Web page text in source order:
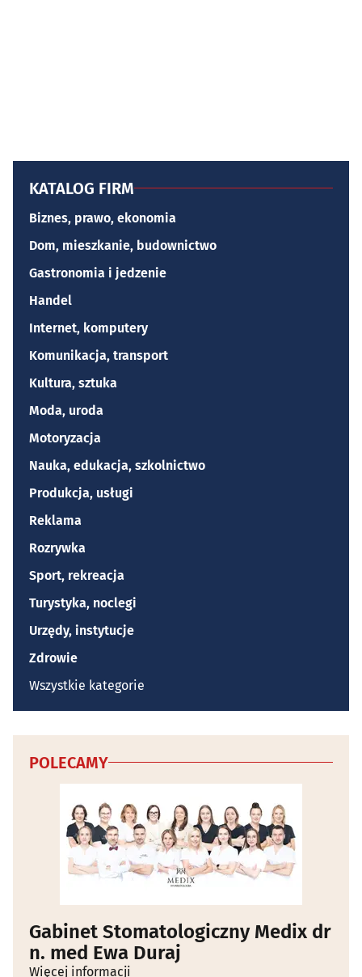
KATALOG FIRM
Biznes, prawo, ekonomia
Dom, mieszkanie, budownictwo
Gastronomia i jedzenie
Handel
Internet, komputery
Komunikacja, transport
Kultura, sztuka
Moda, uroda
Motoryzacja
Nauka, edukacja, szkolnictwo
Produkcja, usługi
Reklama
Rozrywka
Sport, rekreacja
Turystyka, noclegi
Urzędy, instytucje
Zdrowie
Wszystkie kategorie
POLECAMY
Gabinet Stomatologiczny Medix dr
n. med Ewa Duraj
Więcej informacji